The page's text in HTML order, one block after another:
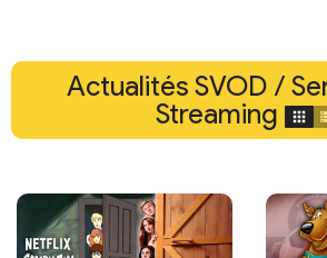
Actualités SVOD /
Streaming